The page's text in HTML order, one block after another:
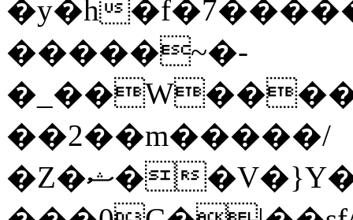
�y�h
�����~�-
��2��m�����/
�Z�ޝ��V�}Y�I�ծ�O�����S��]z��w��7�޷�����h���u��7w.ϻ���8X��ͮ�����W�dm�Jߜ��q/>?